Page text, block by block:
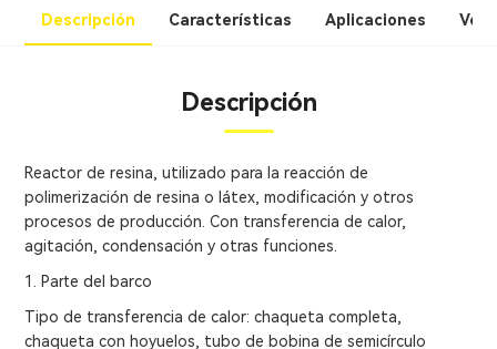
Descripción Características Aplicaciones
Descripción
Reactor de resina, utilizado para la reacción de
polimerización de resina o látex, modificación y otros
procesos de producción. Con transferencia de calor,
agitación, condensación y otras funciones.
1. Parte del barco
Tipo de transferencia de calor: chaqueta completa,
chaqueta con hoyuelos, tubo de bobina de semicírculo